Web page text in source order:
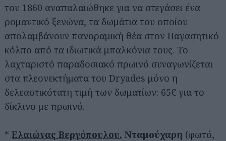
του 1860 αναπαλαιώθηκε για να στεγάσει ένα
ρομαντικό ξενώνα, τα δωμάτια του οποίου
απολαμβάνουν πανοραμική θέα στον Παγασητικό
κόλπο από τα ιδιωτικά μπαλκόνια τους. Το
λαχταριστό παραδοσιακό πρωινό συναγωνίζεται
στα πλεονεκτήματα του Dryades μόνο η
δελεαστικότατη τιμή των δωματίων: 65€ για το
δίκλινο με πρωινό.
* Ελαιώνας Βεργόπουλου, Νταμούχαρη (φωτό,